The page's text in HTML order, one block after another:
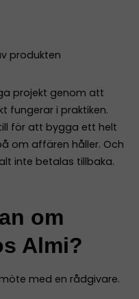
produkten
projekt genom att
fungerar i praktiken.
för att bygga ett helt
om affären håller. Och
inte betalas tillbaka.
om
Almi?
med en rådgivare.